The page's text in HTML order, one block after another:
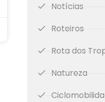
Notícias
Roteiros
Rota dos
Natureza